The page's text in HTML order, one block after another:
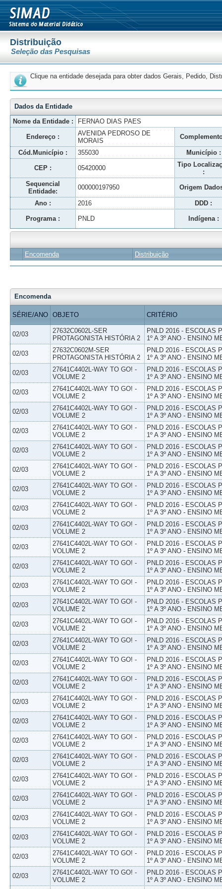
Distribuição
Seleção das Pesquisas
Clique na entidade desejada para obter dados Gerais, Pedido,
Dados da Entidade
Nome da Entidade :
FERNAO DIAS PAES
Endereço :
AVENIDA PEDROSO DE
MORAIS
Cód.Município : 355030 Município :
CEP : 05420000
Tipo
:
Sequencial
Entidade:
000000197950 Origem
Ano : 2016 DDD :
Programa : PNLD Indígena :
Encomenda Distribuição
Encomenda
SÉRIE/ANO OBJETO CRITÉRIO
02/03
27632C0602L-SER
PROTAGONISTA HISTÓRIA 2
PNLD 2016 - ESCOLAS
1º A 3º ANO - ENSINO
02/03
27632C0602M-SER
PROTAGONISTA HISTÓRIA 2
PNLD 2016 - ESCOLAS
1º A 3º ANO - ENSINO
02/03
27641C4402L-WAY TO GO! -
VOLUME 2
PNLD 2016 - ESCOLAS
1º A 3º ANO - ENSINO
02/03
27641C4402L-WAY TO GO! -
VOLUME 2
PNLD 2016 - ESCOLAS
1º A 3º ANO - ENSINO
02/03
27641C4402L-WAY TO GO! -
VOLUME 2
PNLD 2016 - ESCOLAS
1º A 3º ANO - ENSINO
02/03
27641C4402L-WAY TO GO! -
VOLUME 2
PNLD 2016 - ESCOLAS
1º A 3º ANO - ENSINO
02/03
27641C4402L-WAY TO GO! -
VOLUME 2
PNLD 2016 - ESCOLAS
1º A 3º ANO - ENSINO
02/03
27641C4402L-WAY TO GO! -
VOLUME 2
PNLD 2016 - ESCOLAS
1º A 3º ANO - ENSINO
02/03
27641C4402L-WAY TO GO! -
VOLUME 2
PNLD 2016 - ESCOLAS
1º A 3º ANO - ENSINO
02/03
27641C4402L-WAY TO GO! -
VOLUME 2
PNLD 2016 - ESCOLAS
1º A 3º ANO - ENSINO
02/03
27641C4402L-WAY TO GO! -
VOLUME 2
PNLD 2016 - ESCOLAS
1º A 3º ANO - ENSINO
02/03
27641C4402L-WAY TO GO! -
VOLUME 2
PNLD 2016 - ESCOLAS
1º A 3º ANO - ENSINO
02/03
27641C4402L-WAY TO GO! -
VOLUME 2
PNLD 2016 - ESCOLAS
1º A 3º ANO - ENSINO
02/03
27641C4402L-WAY TO GO! -
VOLUME 2
PNLD 2016 - ESCOLAS
1º A 3º ANO - ENSINO
02/03
27641C4402L-WAY TO GO! -
VOLUME 2
PNLD 2016 - ESCOLAS
1º A 3º ANO - ENSINO
02/03
27641C4402L-WAY TO GO! -
VOLUME 2
PNLD 2016 - ESCOLAS
1º A 3º ANO - ENSINO
02/03
27641C4402L-WAY TO GO! -
VOLUME 2
PNLD 2016 - ESCOLAS
1º A 3º ANO - ENSINO
02/03
27641C4402L-WAY TO GO! -
VOLUME 2
PNLD 2016 - ESCOLAS
1º A 3º ANO - ENSINO
02/03
27641C4402L-WAY TO GO! -
VOLUME 2
PNLD 2016 - ESCOLAS
1º A 3º ANO - ENSINO
02/03
27641C4402L-WAY TO GO! -
VOLUME 2
PNLD 2016 - ESCOLAS
1º A 3º ANO - ENSINO
02/03
27641C4402L-WAY TO GO! -
VOLUME 2
PNLD 2016 - ESCOLAS
1º A 3º ANO - ENSINO
02/03
27641C4402L-WAY TO GO! -
VOLUME 2
PNLD 2016 - ESCOLAS
1º A 3º ANO - ENSINO
02/03
27641C4402L-WAY TO GO! -
VOLUME 2
PNLD 2016 - ESCOLAS
1º A 3º ANO - ENSINO
02/03
27641C4402L-WAY TO GO! -
VOLUME 2
PNLD 2016 - ESCOLAS
1º A 3º ANO - ENSINO
02/03
27641C4402L-WAY TO GO! -
VOLUME 2
PNLD 2016 - ESCOLAS
1º A 3º ANO - ENSINO
02/03
27641C4402L-WAY TO GO! -
VOLUME 2
PNLD 2016 - ESCOLAS
1º A 3º ANO - ENSINO
02/03
27641C4402L-WAY TO GO! -
VOLUME 2
PNLD 2016 - ESCOLAS
1º A 3º ANO - ENSINO
02/03
27641C4402L-WAY TO GO! -
VOLUME 2
PNLD 2016 - ESCOLAS
1º A 3º ANO - ENSINO
02/03
27641C4402L-WAY TO GO! -
VOLUME 2
PNLD 2016 - ESCOLAS
1º A 3º ANO - ENSINO